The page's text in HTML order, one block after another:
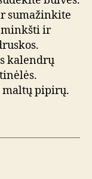
sumažinkite
minkšti ir
kalendrų
maltų pipirų.